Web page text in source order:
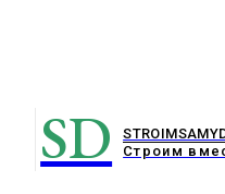
SD
Строим